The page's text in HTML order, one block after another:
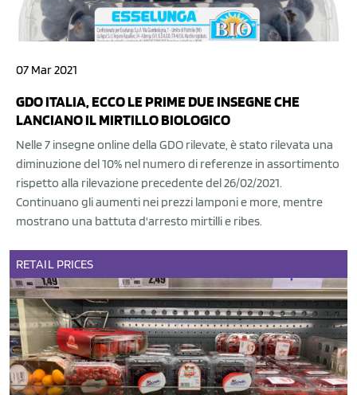
07 Mar 2021
GDO ITALIA, ECCO LE PRIME DUE INSEGNE CHE
LANCIANO IL MIRTILLO BIOLOGICO
Nelle 7 insegne online della GDO rilevate, è stato rilevata una
diminuzione del 10% nel numero di referenze in assortimento
rispetto alla rilevazione precedente del 26/02/2021.
Continuano gli aumenti nei prezzi lamponi e more, mentre
mostrano una battuta d'arresto mirtilli e ribes.
RETAIL PRICES